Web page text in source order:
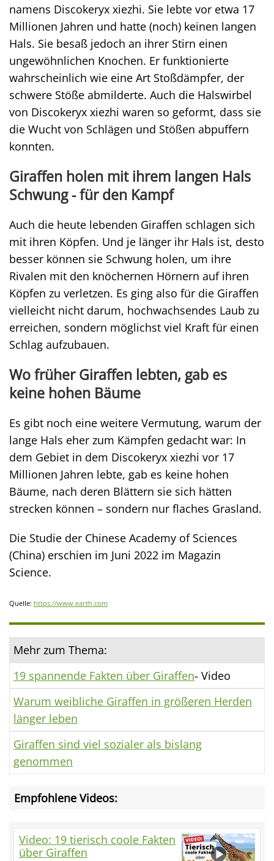
namens Discokeryx xiezhi. Sie lebte vor etwa 17
Millionen Jahren und hatte (noch) keinen langen
Hals. Sie besaß jedoch an ihrer Stirn einen
ungewöhnlichen Knochen. Er funktionierte
wahrscheinlich wie eine Art Stoßdämpfer, der
schwere Stöße abmilderte. Auch die Halswirbel
von Discokeryx xiezhi waren so geformt, dass sie
die Wucht von Schlägen und Stößen abpuffern
konnten.
Giraffen holen mit ihrem langen Hals
Schwung - für den Kampf
Auch die heute lebenden Giraffen schlagen sich
mit ihren Köpfen. Und je länger ihr Hals ist, desto
besser können sie Schwung holen, um ihre
Rivalen mit den knöchernen Hörnern auf ihren
Köpfen zu verletzen. Es ging also für die Giraffen
vielleicht nicht darum, hochwachsendes Laub zu
erreichen, sondern möglichst viel Kraft für einen
Schlag aufzubauen.
Wo früher Giraffen lebten, gab es
keine hohen Bäume
Es gibt noch eine weitere Vermutung, warum der
lange Hals eher zum Kämpfen gedacht war: In
dem Gebiet in dem Discokeryx xiezhi vor 17
Millionen Jahren lebte, gab es keine hohen
Bäume, nach deren Blättern sie sich hätten
strecken können – sondern nur flaches Grasland.
Die Studie der Chinese Academy of Sciences
(China) erschien im Juni 2022 im Magazin
Science.
Quelle: https://www.earth.com
Mehr zum Thema:
19 spannende Fakten über Giraffen- Video
Warum weibliche Giraffen in größeren Herden
länger leben
Giraffen sind viel sozialer als bislang
genommen
Empfohlene Videos:
Video: 19 tierisch coole Fakten
über Giraffen